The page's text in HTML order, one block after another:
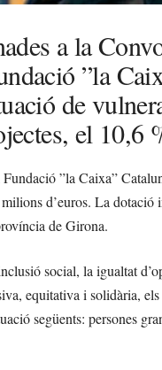
a la
”la
de
el 10,6
”la Caixa”
d’euros. La
de Girona.
social, la igualtat
equitativa i solidària,
següents: persones